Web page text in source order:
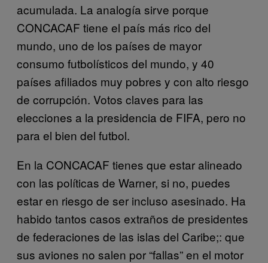
acumulada. La analogía sirve porque
CONCACAF tiene el país más rico del
mundo, uno de los países de mayor
consumo futbolísticos del mundo, y 40
países afiliados muy pobres y con alto riesgo
de corrupción. Votos claves para las
elecciones a la presidencia de FIFA, pero no
para el bien del futbol.
En la CONCACAF tienes que estar alineado
con las políticas de Warner, si no, puedes
estar en riesgo de ser incluso asesinado. Ha
habido tantos casos extraños de presidentes
de federaciones de las islas del Caribe;: que
sus aviones no salen por “fallas” en el motor